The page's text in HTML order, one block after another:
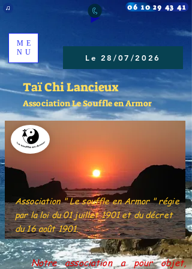
06 10 29 43 41
Le 28/07/2026
ME
NU
Taï Chi Lancieux
Association Le Souffle en Armor
Notre association a pour objet,
Association " Le souffle en Armor " régie
par la loi du 01 juillet 1901 et du décret
du 16 août 1901.